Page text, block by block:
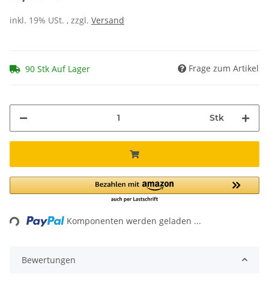
inkl. 19% USt. , zzgl. Versand
90 Stk Auf Lager Frage zum Artikel
Stk
Komponenten werden geladen ...
Bewertungen